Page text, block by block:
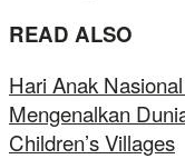
READ ALSO
Hari Anak
Mengenalkan
Children’s Villages